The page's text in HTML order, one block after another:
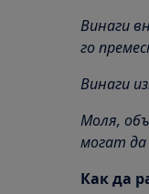
Винаги
го
Винаги
Моля,
могат да
Как да